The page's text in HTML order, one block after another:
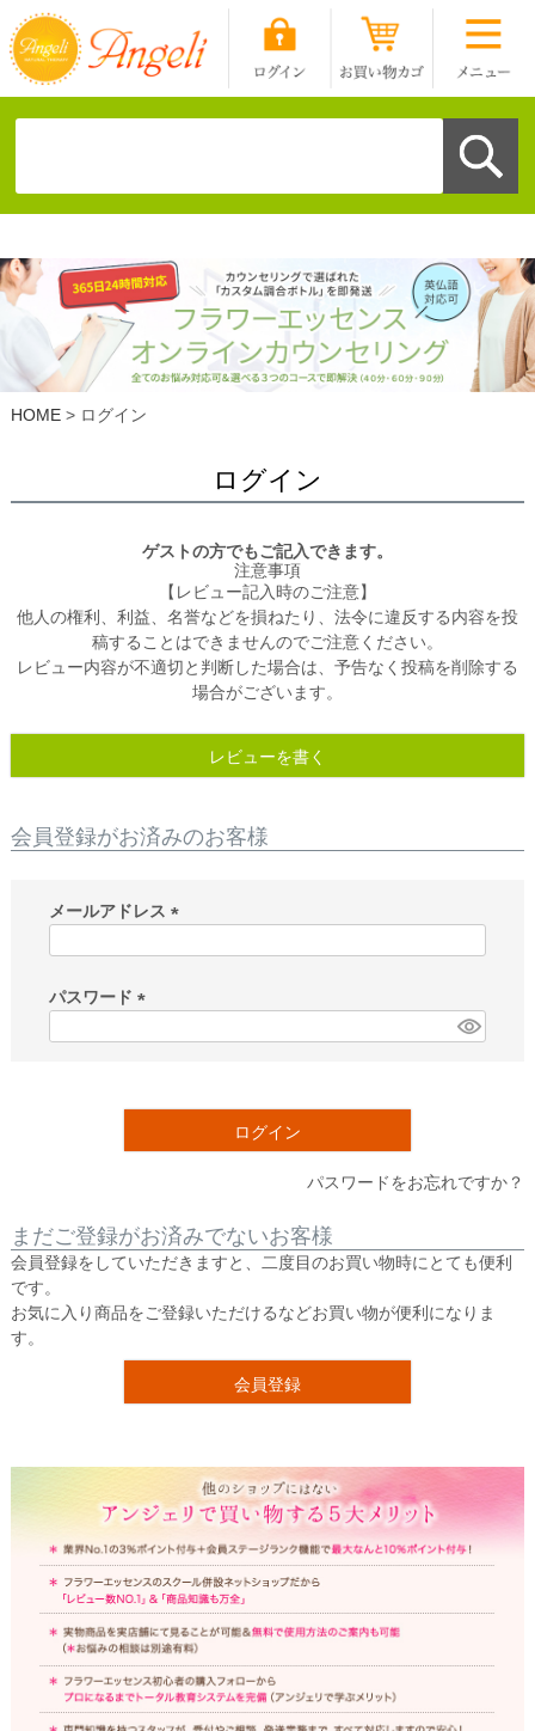
HOME ログイン
ログイン
ゲストの方でもご記入できます。
注意事項
【レビュー記入時のご注意】
他人の権利、利益、名誉などを損ねたり、法令に違反する内容を投
稿することはできませんのでご注意ください。
レビュー内容が不適切と判断した場合は、予告なく投稿を削除する
場合がございます。
レビューを書く
会員登録がお済みのお客様
メールアドレス
)
パスワード
ログイン
パスワードをお忘れですか？
まだご登録がお済みでないお客様
会員登録をしていただきますと、二度目のお買い物時にとても便利
です。
お気に入り商品をご登録いただけるなどお買い物が便利になりま
す。
会員登録